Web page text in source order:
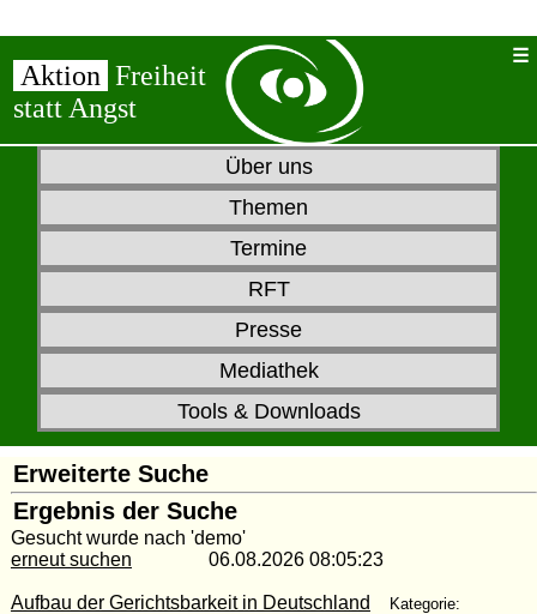
Aktion Freiheit
statt Angst
Über uns
Themen
Termine
RFT
Presse
Mediathek
Tools & Downloads
Erweiterte Suche
Ergebnis der Suche
Gesucht wurde nach 'demo'
erneut suchen 06.08.2026 08:05:23
Aufbau der Gerichtsbarkeit in Deutschland
Kategorie: